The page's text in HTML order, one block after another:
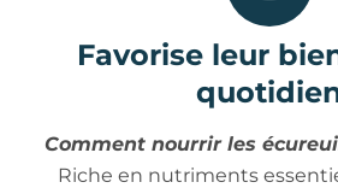
Favorise leur
Comment nourrir les
Riche en nutriments